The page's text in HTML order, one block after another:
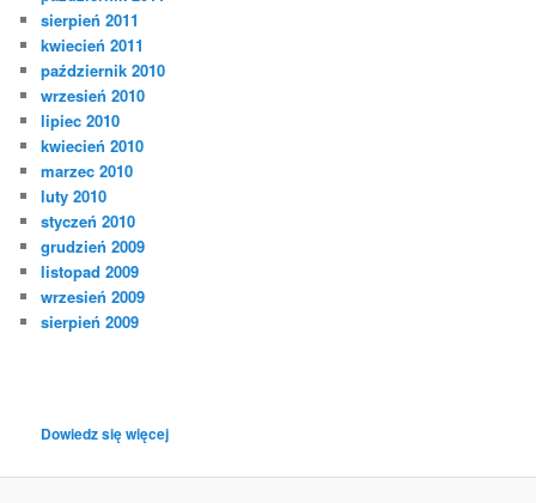
sierpień 2011
kwiecień 2011
październik 2010
wrzesień 2010
lipiec 2010
kwiecień 2010
marzec 2010
luty 2010
styczeń 2010
grudzień 2009
listopad 2009
wrzesień 2009
sierpień 2009
Dowiedz się więcej:
Ramowa